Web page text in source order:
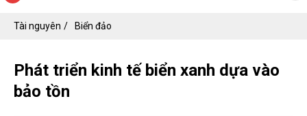
Tài nguyên Biển đảo
Phát triển kinh tế biển xanh dựa vào
bảo tồn